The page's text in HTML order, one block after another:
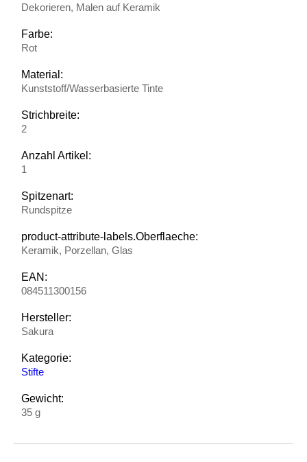
Dekorieren, Malen auf Keramik
Farbe:
Rot
Material:
Kunststoff/Wasserbasierte Tinte
Strichbreite:
2
Anzahl Artikel:
1
Spitzenart:
Rundspitze
product-attribute-labels.Oberflaeche:
Keramik, Porzellan, Glas
EAN:
084511300156
Hersteller:
Sakura
Kategorie:
Stifte
Gewicht:
35 g